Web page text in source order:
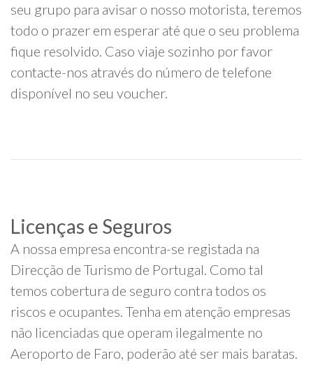
seu grupo para avisar o nosso motorista, teremos
todo o prazer em esperar até que o seu problema
fique resolvido. Caso viaje sozinho por favor
contacte-nos através do número de telefone
disponível no seu voucher.
Licenças e Seguros
A nossa empresa encontra-se registada na
Direcção de Turismo de Portugal. Como tal
temos cobertura de seguro contra todos os
riscos e ocupantes. Tenha em atenção empresas
não licenciadas que operam ilegalmente no
Aeroporto de Faro, poderão até ser mais baratas.